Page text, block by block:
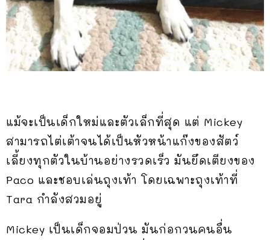
แม้จะเป็นเด็กใหม่และตัวเล็กที่สุด แต่ Mickey
สามารถไต่เต้าจนได้เป็นหัวหน้าแก๊งของสัตว์
เลี้ยงทุกตัวในบ้านอย่างรวดเร็ว มันยึดเตียงของ
Paco และชอบเล่นถุงเท้า โดยเฉพาะถุงเท้าที่
Tara กำลังสวมอยู่
Mickey เป็นเด็กจอมป่วน มันก่อกวนคนอื่น